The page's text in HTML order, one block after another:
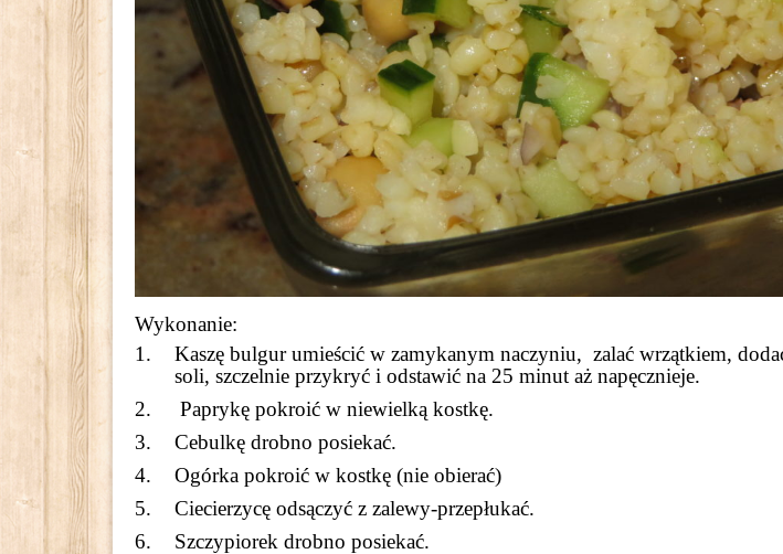
Wykonanie:
Kaszę bulgur umieścić w zamykanym naczyniu, zalać wrzątkiem,
soli, szczelnie przykryć i odstawić na 25 minut aż napęcznieje.
Paprykę pokroić w niewielką kostkę.
Cebulkę drobno posiekać.
Ogórka pokroić w kostkę (nie obierać)
Ciecierzycę odsączyć z zalewy-przepłukać.
Szczypiorek drobno posiekać.